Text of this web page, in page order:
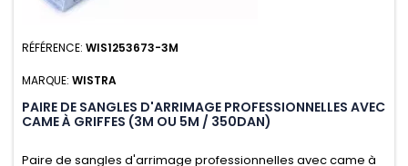
RÉFÉRENCE: WIS1253673-3M
MARQUE: WISTRA
PAIRE DE SANGLES D'ARRIMAGE PROFESSIONNELLES AVEC
CAME À GRIFFES (3M OU 5M / 350DAN)
Paire de sangles d'arrimage professionnelles avec came à